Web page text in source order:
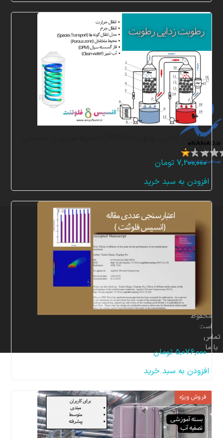
فلوئنت
۷,۲۰۰,۰۰۰ تومان
افزودن به سبد خرید
اعتبارسنجی عددی مقاله
۵,۰۷۶,۰۰۰ تومان
افزودن به سبد خرید
فروش ویژه
ن
م
ا
ه
ا
حقوق
برای
شرکت
پردازشگران
صنعت
مهر
محفوظ
است.
تماس
با ما